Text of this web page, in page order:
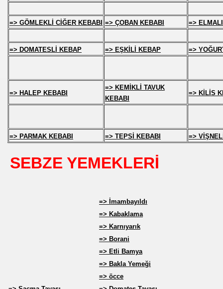
=> GÖMLEKLİ CİĞER KEBABI => ÇOBAN KEBABI =>
=> DOMATESLİ KEBAP => EŞKİLİ KEBAP =>
=> HALEP KEBABI
=> KEMİKLİ TAVUK
KEBABI
=> KİLİS
=> PARMAK KEBABI => TEPSİ KEBABI =>
SEBZE YEMEKLERİ
=> İmambayıldı
=> Kabaklama
=> Karnıyarık
=> Borani
=> Etli Bamya
=> Bakla Yemeği
=> öcce